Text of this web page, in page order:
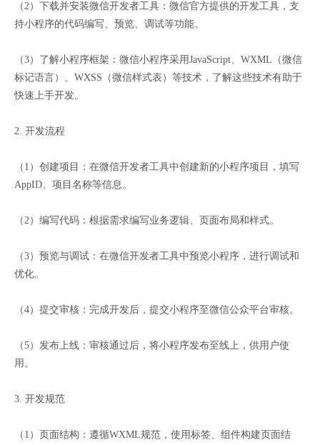
（2）下载并安装微信开发者工具：微信官方提供的开发工具，支
持小程序的代码编写、预览、调试等功能。
（3）了解小程序框架：微信小程序采用JavaScript、WXML（微信
标记语言）、WXSS（微信样式表）等技术，了解这些技术有助于
快速上手开发。
2. 开发流程
（1）创建项目：在微信开发者工具中创建新的小程序项目，填写
AppID、项目名称等信息。
（2）编写代码：根据需求编写业务逻辑、页面布局和样式。
（3）预览与调试：在微信开发者工具中预览小程序，进行调试和
优化。
（4）提交审核：完成开发后，提交小程序至微信公众平台审核。
（5）发布上线：审核通过后，将小程序发布至线上，供用户使
用。
3. 开发规范
（1）页面结构：遵循WXML规范，使用标签、组件构建页面结